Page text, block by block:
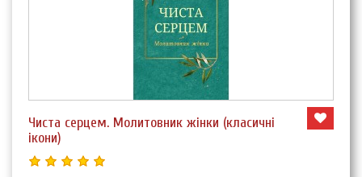
Чиста серцем. Молитовник жінки (класичні
ікони)